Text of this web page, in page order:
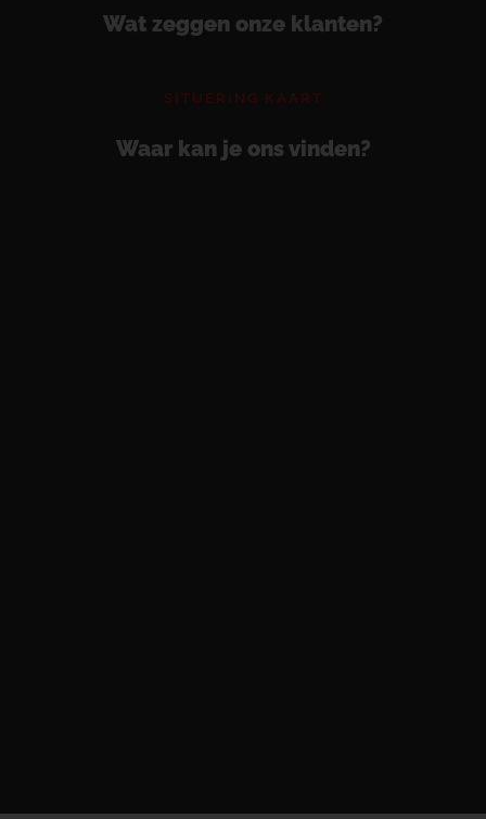
Wat zeggen onze klanten?
SITUERING KAART
Waar kan je ons vinden?